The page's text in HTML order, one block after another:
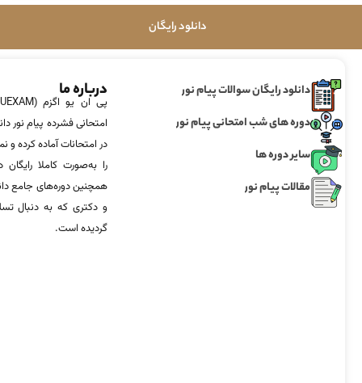
دانلود رایگان
دانلود رایگان سوالات پیام نور
دوره های شب امتحانی پیام نور
سایر دوره ها
مقالات پیام نور
درباره ما
امتحانی فشرده پیام نور
در امتحانات آماده‌ کرده
را به‌صورت کاملا
همچنین دوره‌های جامع
و دکتری که به دنبال
گردیده است.